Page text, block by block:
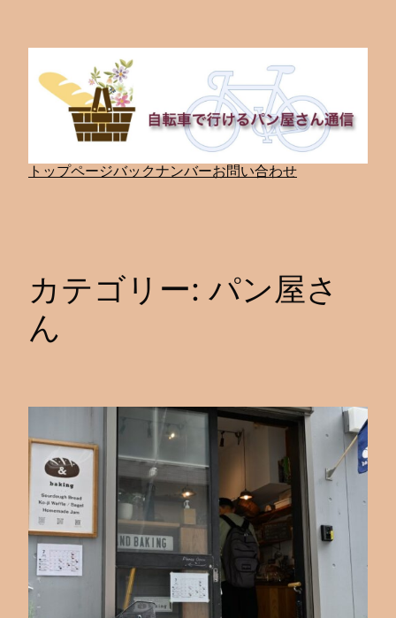
容
ッ
プトップページバックナンバーお問い合わせ
カテゴリー: パン屋さ
ん